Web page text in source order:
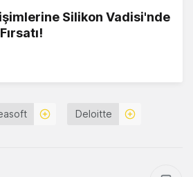
Silikon Vadisi'nde
Deloitte